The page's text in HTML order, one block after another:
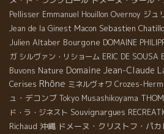
Pellisser Emmanuel Houillon Overnoy ジュ
Jean de la Ginest Macon Sebastien
Julien Altaber Bourgone DOMAINE
ガ シルヴァン・リショーム ERIC DE SOUSA
Buvons Nature Domaine Jean-Claude
Cerises Rhône ミネルヴォワ Crozes-
ュ・デコンブ Tokyo Musashikoyama
ド・ラ・ジネスト Souvignargues
Richaud 沖縄 ドメーヌ・クリストフ・パカ